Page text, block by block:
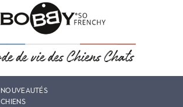
NOUVEAUTÉS
CHIENS